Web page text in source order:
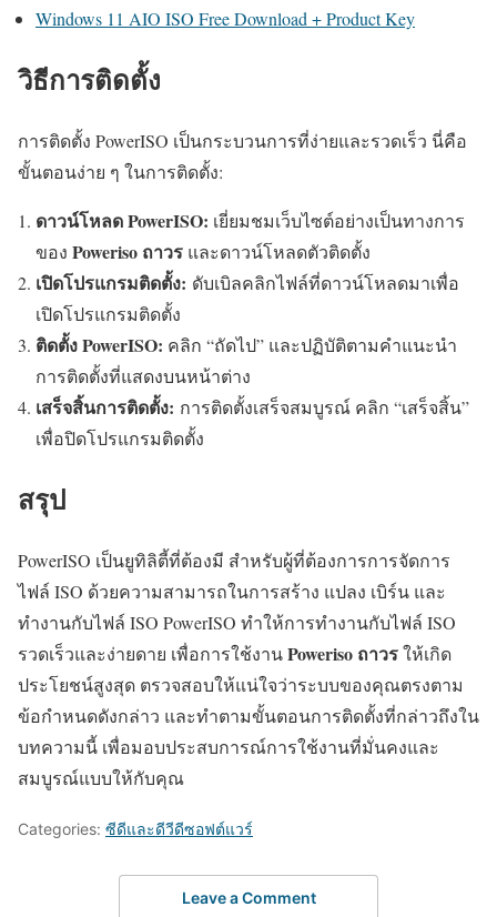
Windows 11 AIO ISO Free Download + Product Key
วิธีการติดตั้ง
การติดตั้ง PowerISO เป็นกระบวนการที่ง่ายและรวดเร็ว นี่คือ
ขั้นตอนง่าย ๆ ในการติดตั้ง:
ดาวน์โหลด PowerISO: เยี่ยมชมเว็บไซต์อย่างเป็นทางการ
ของ Poweriso ถาวร และดาวน์โหลดตัวติดตั้ง
เปิดโปรแกรมติดตั้ง: ดับเบิลคลิกไฟล์ที่ดาวน์โหลดมาเพื่อ
เปิดโปรแกรมติดตั้ง
ติดตั้ง PowerISO: คลิก “ถัดไป” และปฏิบัติตามคำแนะนำ
การติดตั้งที่แสดงบนหน้าต่าง
เสร็จสิ้นการติดตั้ง: การติดตั้งเสร็จสมบูรณ์ คลิก “เสร็จสิ้น”
เพื่อปิดโปรแกรมติดตั้ง
สรุป
PowerISO เป็นยูทิลิตี้ที่ต้องมี สำหรับผู้ที่ต้องการการจัดการ
ไฟล์ ISO ด้วยความสามารถในการสร้าง แปลง เบิร์น และ
ทำงานกับไฟล์ ISO PowerISO ทำให้การทำงานกับไฟล์ ISO
รวดเร็วและง่ายดาย เพื่อการใช้งานPoweriso ถาวรให้เกิด
ประโยชน์สูงสุด ตรวจสอบให้แน่ใจว่าระบบของคุณตรงตาม
ข้อกำหนดดังกล่าว และทำตามขั้นตอนการติดตั้งที่กล่าวถึงใน
บทความนี้ เพื่อมอบประสบการณ์การใช้งานที่มั่นคงและ
สมบูรณ์แบบให้กับคุณ
Categories: ซีดีและดีวีดีซอฟต์แวร์
Leave a Comment